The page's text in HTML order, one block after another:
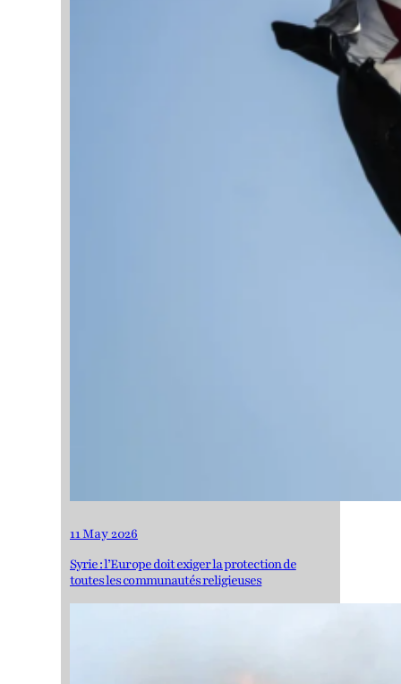
11 May 2026
Syrie : l’Europe doit exiger la protection de
toutes les communautés religieuses